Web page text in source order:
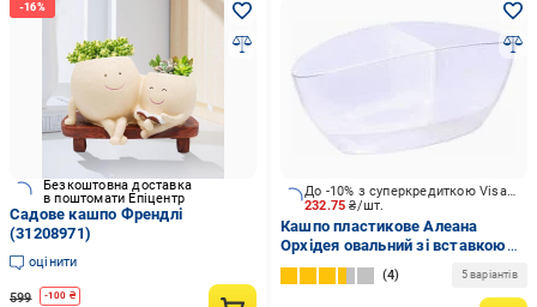
Безкоштовна доставка
в поштомати Епіцентр
Садове кашпо Френдлі
(31208971)
оцінити
599 -100 ₴
232.75₴/шт.
До -10% з суперкредиткою Visa Вигода
Кашпо пластикове Алеана
Орхідея овальний зі вставкою
32,0х14,0 см овальний прозорий
(115050)
4 5 варіантів